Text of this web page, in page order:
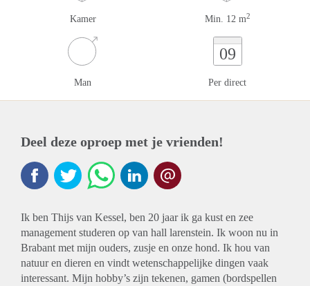
Kamer Min. 12 m2
Man
09
Per direct
Deel deze oproep met je vrienden!
Ik ben Thijs van Kessel, ben 20 jaar ik ga kust en zee
management studeren op van hall larenstein. Ik woon nu in
Brabant met mijn ouders, zusje en onze hond. Ik hou van
natuur en dieren en vindt wetenschappelijke dingen vaak
interessant. Mijn hobby’s zijn tekenen, gamen (bordspellen